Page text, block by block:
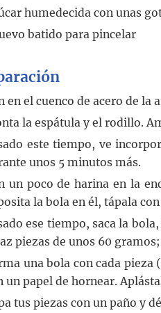
humedecida con unas
batido para pincelar
en el cuenco de acero de la
la espátula y el rodillo.
este tiempo, ve
unos 5 minutos más.
un poco de harina en la
la bola en él, tápala
ese tiempo, saca la
piezas de unos 60
una bola con cada pieza
un papel de hornear.
tus piezas con un paño y